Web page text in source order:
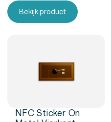
Bekijk product
NFC Sticker On